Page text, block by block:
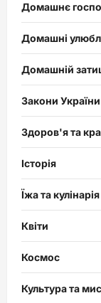
Домашнє
Домашні
Домашній
Закони України
Здоров'я та
Історія
Їжа та кулінарія
Квіти
Космос
Культура та